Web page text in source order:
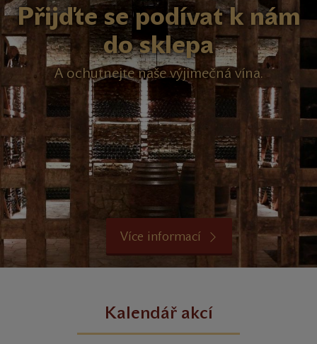
Přijďte se podívat k nám
do sklepa
A ochutnejte naše výjimečná vína.
Více informací
Kalendář akcí